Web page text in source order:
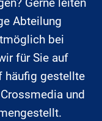
Gerne leiten
Abteilung
bei
für Sie auf
häufig gestellte
und